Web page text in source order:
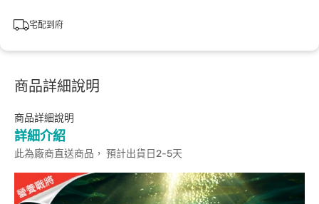
宅配到府
商品詳細說明
商品詳細說明
詳細介紹
此為廠商直送商品， 預計出貨日2-5天